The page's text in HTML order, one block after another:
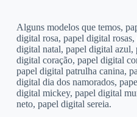
Alguns modelos que temos,
digital rosa, papel digital
digital natal, papel digital
digital coração, papel digital
papel digital patrulha canina,
digital dia dos namorados,
digital mickey, papel digital
neto, papel digital sereia.